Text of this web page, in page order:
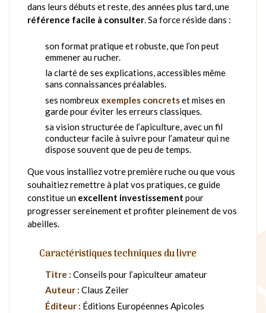
dans leurs débuts et reste, des années plus tard, une
référence facile à consulter. Sa force réside dans :
son format pratique et robuste, que l’on peut
emmener au rucher.
la clarté de ses explications, accessibles même
sans connaissances préalables.
ses nombreux exemples concretset mises en
garde pour éviter les erreurs classiques.
sa vision structurée de l’apiculture, avec un fil
conducteur facile à suivre pour l’amateur qui ne
dispose souvent que de peu de temps.
Que vous installiez votre première ruche ou que vous
souhaitiez remettre à plat vos pratiques, ce guide
constitue un excellent investissement pour
progresser sereinement et profiter pleinement de vos
abeilles.
Caractéristiques techniques du livre
Titre : Conseils pour l’apiculteur amateur
Auteur : Claus Zeiler
Éditeur : Éditions Européennes Apicoles